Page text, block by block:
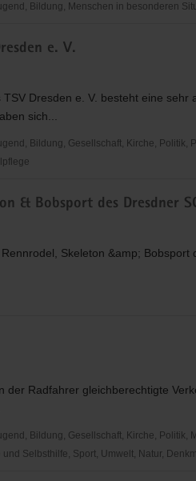
Bildung, Menschen in besonderen
e. V.
Dresden e. V. besteht eine sehr
sich...
Bildung, Gesellschaft, Kirche, Politik,
& Bobsport des Dresdner
Skeleton &amp; Bobsport
der Radfahrer gleichberechtigte
Bildung, Gesellschaft, Kirche, Politik,
Selbsthilfe, Sport, Umwelt, Natur,